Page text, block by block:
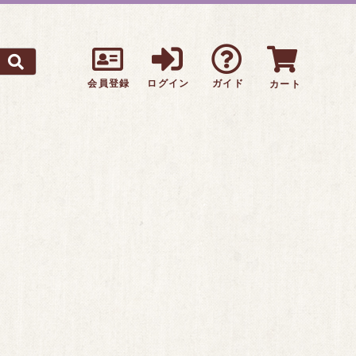
会員登録 ログイン ガイド カート